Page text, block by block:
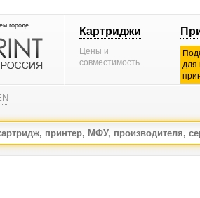
городе Картриджи
Цены и
совместимость
для